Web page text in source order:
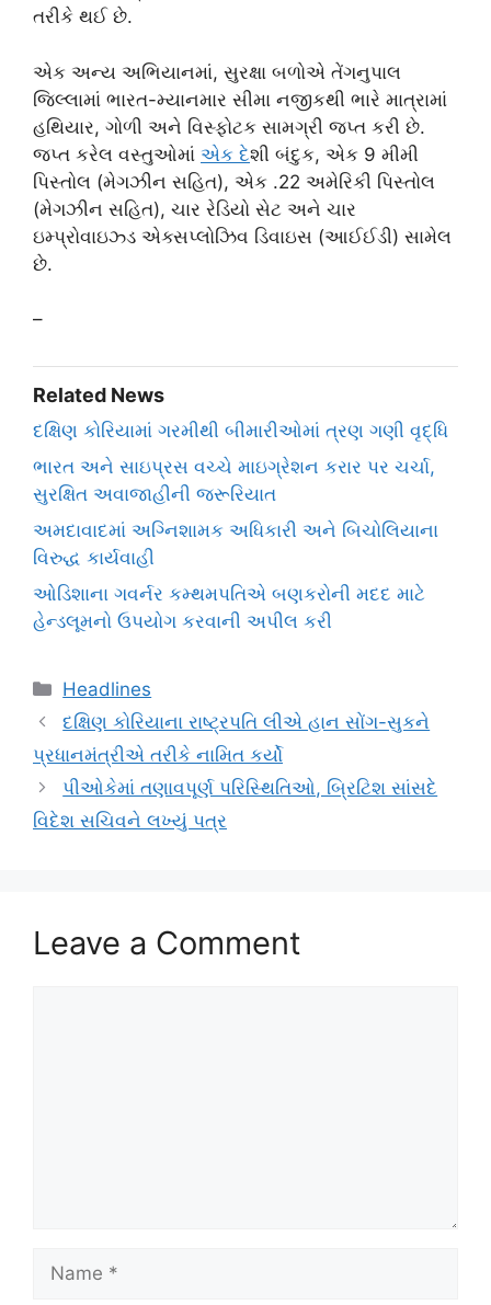
તરીકે થઈ છે.
એક અન્ય અભિયાનમાં, સુરક્ષા બળોએ તેંગનુપાલ
જિલ્લામાં ભારત-મ્યાનમાર સીમા નજીકથી ભારે માત્રામાં
હથિયાર, ગોળી અને વિસ્ફોટક સામગ્રી જપ્ત કરી છે.
જપ્ત કરેલ વસ્તુઓમાં એક દેશી બંદુક, એક 9 મીમી
પિસ્તોલ (મેગઝીન સહિત), એક .22 અમેરિકી પિસ્તોલ
(મેગઝીન સહિત), ચાર રેડિયો સેટ અને ચાર
ઇમ્પ્રોવાઇઝ્ડ એક્સપ્લોઝિવ ડિવાઇસ (આઈઈડી) સામેલ
છે.
–
Related News
દક્ષિણ કોરિયામાં ગરમીથી બીમારીઓમાં ત્રણ ગણી વૃદ્ધિ
ભારત અને સાઇપ્રસ વચ્ચે માઇગ્રેશન કરાર પર ચર્ચા,
સુરક્ષિત અવાજાહીની જરૂરિયાત
અમદાવાદમાં અગ્નિશામક અધિકારી અને બિચોલિયાના
વિરુદ્ધ કાર્યવાહી
ઓડિશાના ગવર્નર કમ્થમપતિએ બણકરોની મદદ માટે
હેન્ડલૂમનો ઉપયોગ કરવાની અપીલ કરી
Categories
Headlines
દક્ષિણ કોરિયાના રાષ્ટ્રપતિ લીએ હાન સોંગ-સુકને
પ્રધાનમંત્રીએ તરીકે નામિત કર્યો
પીઓકેમાં તણાવપૂર્ણ પરિસ્થિતિઓ, બ્રિટિશ સાંસદે
વિદેશ સચિવને લખ્યું પત્ર
Leave a Comment
Name